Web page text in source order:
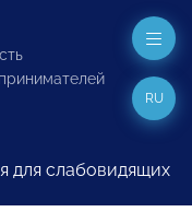
для слабовидящих
RU